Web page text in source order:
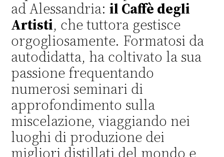
ad Alessandria:il Caffè degli
Artisti, che tuttora gestisce
orgogliosamente. Formatosi da
autodidatta, ha coltivato la sua
passione frequentando
numerosi seminari di
approfondimento sulla
miscelazione, viaggiando nei
luoghi di produzione dei
migliori distillati del mondo e